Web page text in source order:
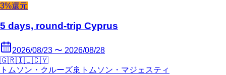
3%還元
5 days, round-trip Cyprus
2026/08/23 〜 2026/08/28
🇬🇷🇮🇱🇨🇾
トムソン・クルーズ🚢 トムソン・マジェスティ